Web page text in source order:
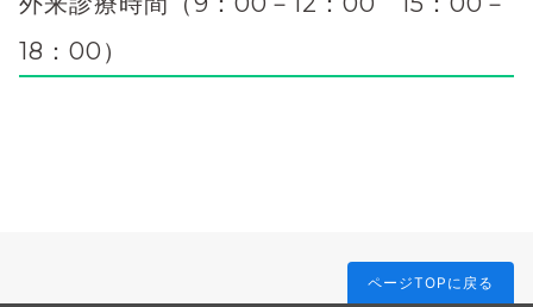
18：00）
ページTOPに戻る